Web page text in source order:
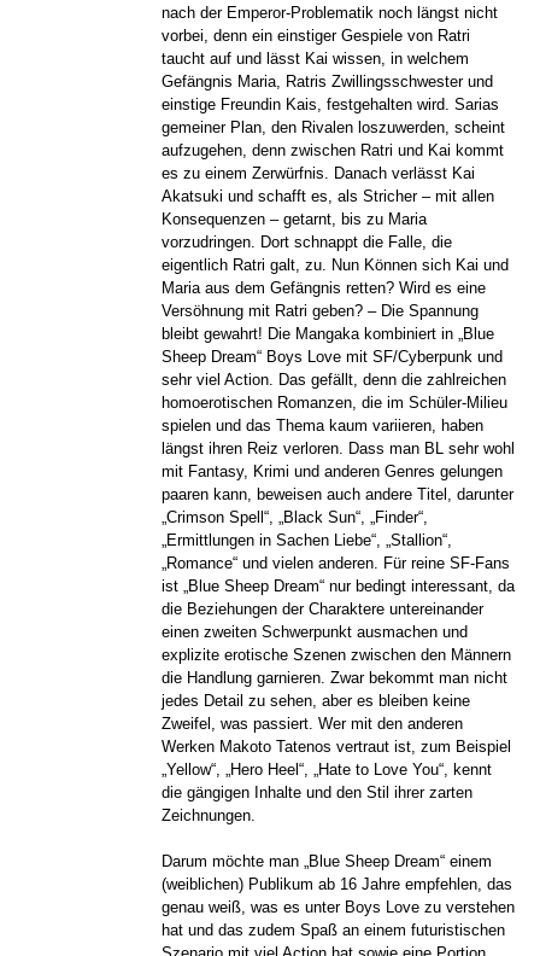
nach der Emperor-Problematik noch längst nicht
vorbei, denn ein einstiger Gespiele von Ratri
taucht auf und lässt Kai wissen, in welchem
Gefängnis Maria, Ratris Zwillingsschwester und
einstige Freundin Kais, festgehalten wird. Sarias
gemeiner Plan, den Rivalen loszuwerden, scheint
aufzugehen, denn zwischen Ratri und Kai kommt
es zu einem Zerwürfnis. Danach verlässt Kai
Akatsuki und schafft es, als Stricher – mit allen
Konsequenzen – getarnt, bis zu Maria
vorzudringen. Dort schnappt die Falle, die
eigentlich Ratri galt, zu. Nun Können sich Kai und
Maria aus dem Gefängnis retten? Wird es eine
Versöhnung mit Ratri geben? – Die Spannung
bleibt gewahrt! Die Mangaka kombiniert in „Blue
Sheep Dream“ Boys Love mit SF/Cyberpunk und
sehr viel Action. Das gefällt, denn die zahlreichen
homoerotischen Romanzen, die im Schüler-Milieu
spielen und das Thema kaum variieren, haben
längst ihren Reiz verloren. Dass man BL sehr wohl
mit Fantasy, Krimi und anderen Genres gelungen
paaren kann, beweisen auch andere Titel, darunter
„Crimson Spell“, „Black Sun“, „Finder“,
„Ermittlungen in Sachen Liebe“, „Stallion“,
„Romance“ und vielen anderen. Für reine SF-Fans
ist „Blue Sheep Dream“ nur bedingt interessant, da
die Beziehungen der Charaktere untereinander
einen zweiten Schwerpunkt ausmachen und
explizite erotische Szenen zwischen den Männern
die Handlung garnieren. Zwar bekommt man nicht
jedes Detail zu sehen, aber es bleiben keine
Zweifel, was passiert. Wer mit den anderen
Werken Makoto Tatenos vertraut ist, zum Beispiel
„Yellow“, „Hero Heel“, „Hate to Love You“, kennt
die gängigen Inhalte und den Stil ihrer zarten
Zeichnungen.
Darum möchte man „Blue Sheep Dream“ einem
(weiblichen) Publikum ab 16 Jahre empfehlen, das
genau weiß, was es unter Boys Love zu verstehen
hat und das zudem Spaß an einem futuristischen